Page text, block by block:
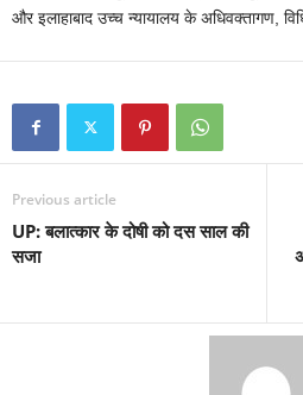
और इलाहाबाद उच्च न्यायालय के अधिवक्तागण,
Previous article
UP: बलात्कार के दोषी को दस साल की
सजा